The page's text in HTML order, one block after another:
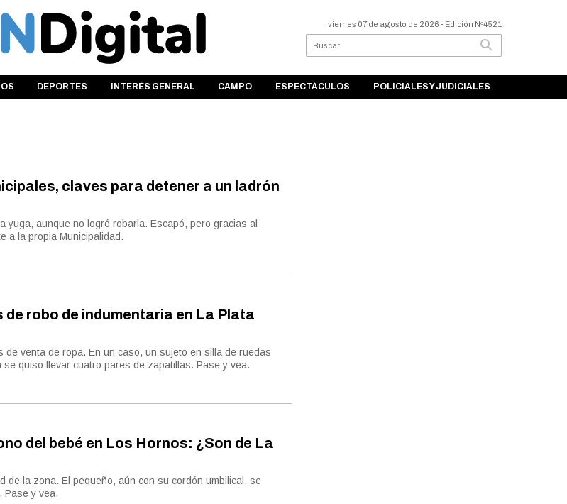
viernes 07 de agosto de 2026 - Edición Nº4521
DEPORTES INTERÉS GENERAL CAMPO ESPECTÁCULOS POLICIALES Y JUDICIALES
claves para detener a un ladrón
yuga, aunque no logró robarla. Escapó, pero gracias al
a la propia Municipalidad.
robo de indumentaria en La Plata
de venta de ropa. En un caso, un sujeto en silla de ruedas
quiso llevar cuatro pares de zapatillas. Pase y vea.
del bebé en Los Hornos: ¿Son de La
de la zona. El pequeño, aún con su cordón umbilical, se
Pase y vea.